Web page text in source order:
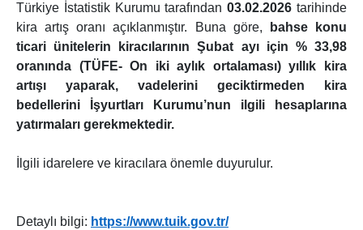
Türkiye İstatistik Kurumu tarafından03.02.2026 tarihinde
kira artış oranı açıklanmıştır. Buna göre,
bahse konu
ticari ünitelerin kiracılarının Şubat ayı için % 33,98
oranında (TÜFE- On iki aylık ortalaması) yıllık kira
artışı yaparak, vadelerini geciktirmeden kira
bedellerini İşyurtları Kurumu’nun ilgili hesaplarına
yatırmaları gerekmektedir.
İlgili idarelere ve kiracılara önemle duyurulur.
Detaylı bilgi: https://www.tuik.gov.tr/